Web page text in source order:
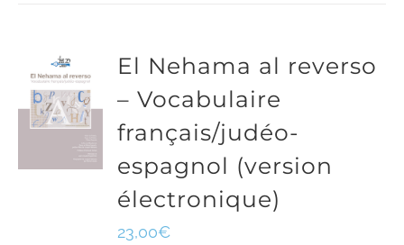
El Nehama al reverso
– Vocabulaire
français/judéo-
espagnol (version
électronique)
23,00€